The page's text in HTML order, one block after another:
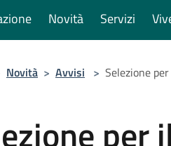
Novità Servizi
Novità > Avvisi > Selezione
per